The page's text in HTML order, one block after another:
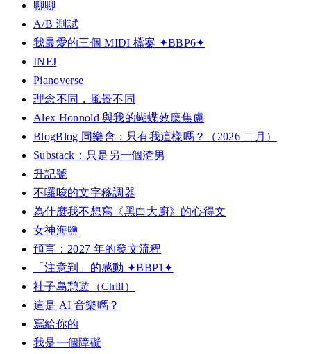
聊聊
A/B 測試
我最愛的三個 MIDI 檔案 ✦BBP6✦
INFJ
Pianoverse
理念不同，風景不同
Alex Honnold 與我的蝴蝶效應焦慮
BlogBlog 同樂會：只有我這樣嗎？（2026 二月）
Substack：只是另一個渣男
升記號
不囉唆的文字移調器
為什麼我不想寫《黑白大廚》的心得文
女神海鹽
預言：2027 年的發文流程
「注意到」的感動 ✦BBP1✦
社子島憩遊（Chill）
這是 AI 音樂嗎？
寫給你的
我是一個障礙